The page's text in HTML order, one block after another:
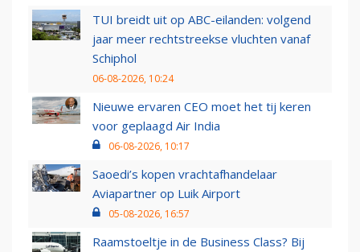
TUI breidt uit op ABC-eilanden: volgend
jaar meer rechtstreekse vluchten vanaf
Schiphol
06-08-2026, 10:24
Nieuwe ervaren CEO moet het tij keren
voor geplaagd Air India
06-08-2026, 10:17
Saoedi’s kopen vrachtafhandelaar
Aviapartner op Luik Airport
05-08-2026, 16:57
Raamstoeltje in de Business Class? Bij